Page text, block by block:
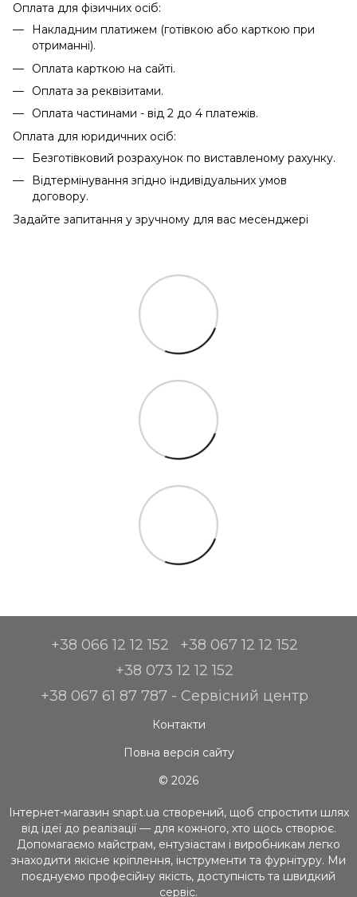
Оплата для фізичних осіб:
Накладним платижем (готівкою або карткою при
отриманні).
Оплата карткою на сайті.
Оплата за реквізитами.
Оплата частинами - від 2 до 4 платежів.
Оплата для юридичних осіб:
Безготівковий розрахунок по виставленому рахунку.
Відтермінування згідно індивідуальних умов
договору.
Задайте запитання у зручному для вас месенджері
+38 066 12 12 152
+38 067 12 12 152
+38 073 12 12 152
+38 067 61 87 787 - Сервісний центр
Контакти
Повна версія сайту
© 2026
Інтернет-магазин snapt.ua створений, щоб спростити шлях
від ідеї до реалізації — для кожного, хто щось створює.
Допомагаємо майстрам, ентузіастам і виробникам легко
знаходити якісне кріплення, інструменти та фурнітуру. Ми
поєднуємо професійну якість, доступність та швидкий
сервіс.